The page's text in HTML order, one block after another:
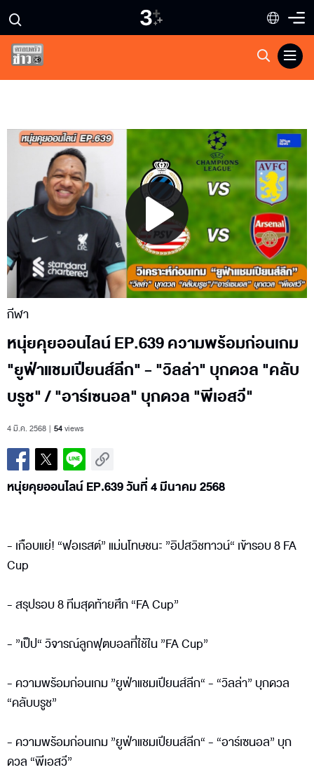
Play
Video
กีฬา
หนุ่ยคุยออนไลน์ EP.639 ความพร้อมก่อนเกม
"ยูฟ่าแชมเปียนส์ลีก" - "วิลล่า" บุกดวล "คลับ
บรูช" / "อาร์เซนอล" บุกดวล "พีเอสวี"
4 มี.ค. 2568 54views
หนุ่ยคุยออนไลน์ EP.639 วันที่ 4 มีนาคม 2568
- เกือบแย่! “ฟอเรสต์” แม่นโทษชนะ ”อิปสวิชทาวน์“ เข้ารอบ 8 FA
Cup
- สรุปรอบ 8 ทีมสุดท้ายศึก “FA Cup”
- ”เป็ป“ วิจารณ์ลูกฟุตบอลที่ใช้ใน ”FA Cup”
- ความพร้อมก่อนเกม ”ยูฟ่าแชมเปียนส์ลีก“ - “วิลล่า” บุกดวล
“คลับบรูช”
- ความพร้อมก่อนเกม ”ยูฟ่าแชมเปียนส์ลีก“ - “อาร์เซนอล” บุก
ดวล “พีเอสวี”